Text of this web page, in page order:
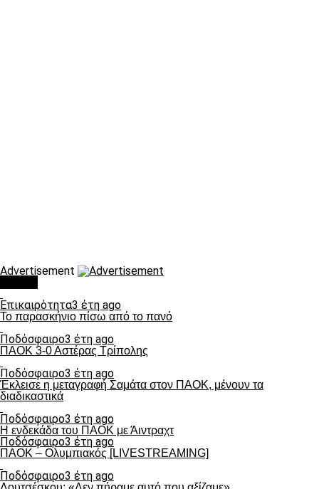
Advertisement
Επικαιρότητα3 έτη ago
Το παρασκήνιο πίσω από το πανό
Ποδόσφαιρο3 έτη ago
ΠΑΟΚ 3-0 Αστέρας Τρίπολης
Ποδόσφαιρο3 έτη ago
Έκλεισε η μεταγραφή Σαμάτα στον ΠΑΟΚ, μένουν τα
διαδικαστικά
Ποδόσφαιρο3 έτη ago
Η ενδεκάδα του ΠΑΟΚ με Άιντραχτ
Ποδόσφαιρο3 έτη ago
ΠΑΟΚ – Ολυμπιακός [LIVESTREAMING]
Ποδόσφαιρο3 έτη ago